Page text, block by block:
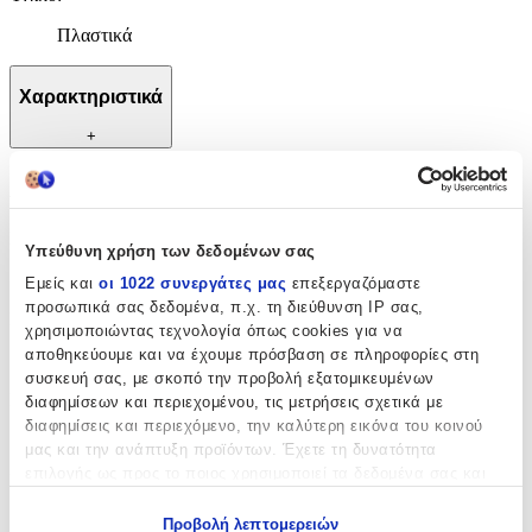
Υπεύθυνη χρήση των δεδομένων σας
Εμείς και οι 1022 συνεργάτες μας επεξεργαζόμαστε
προσωπικά σας δεδομένα, π.χ. τη διεύθυνση IP σας,
χρησιμοποιώντας τεχνολογία όπως cookies για να
αποθηκεύουμε και να έχουμε πρόσβαση σε πληροφορίες στη
συσκευή σας, με σκοπό την προβολή εξατομικευμένων
διαφημίσεων και περιεχομένου, τις μετρήσεις σχετικά με
διαφημίσεις και περιεχόμενο, την καλύτερη εικόνα του κοινού
μας και την ανάπτυξη προϊόντων. Έχετε τη δυνατότητα
Προβολή λεπτομερειών
Πλαστικά
Χαρακτηριστικά
+
Χαρακτηριστικά
Mega Bloks
Ηλικία:
5+ Ετών
Bristles:
Όχι